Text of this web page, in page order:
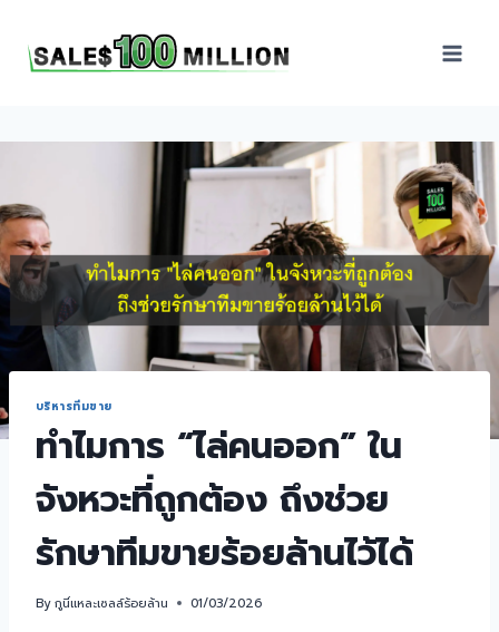
บริหารทีมขาย
ทำไมการ “ไล่คนออก” ใน
จังหวะที่ถูกต้อง ถึงช่วย
รักษาทีมขายร้อยล้านไว้ได้
Byกูนี่แหละเซลล์ร้อยล้าน 01/03/2026